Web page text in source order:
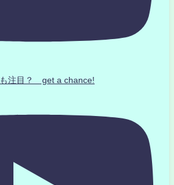
注目？ get a chance!